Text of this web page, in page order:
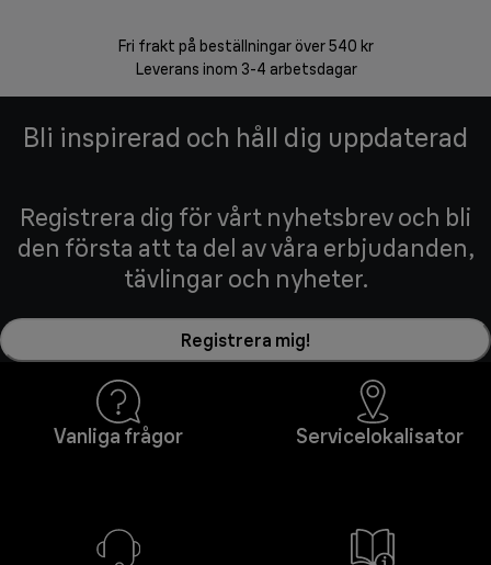
Fri frakt på beställningar över 540 kr
Leverans inom 3-4 arbetsdagar
Bli inspirerad och håll dig uppdaterad
Registrera dig för vårt nyhetsbrev och bli
den första att ta del av våra erbjudanden,
tävlingar och nyheter.
Registrera mig!
Vanliga frågor Servicelokalisator